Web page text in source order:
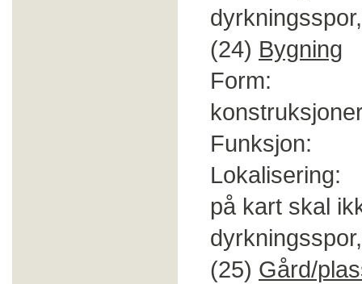
(24) Bygning
Form:
Funksjon:
Lokalisering:
på kart skal
(25) Gård/